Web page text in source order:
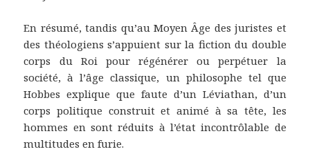
En résumé, tandis qu’au Moyen Âge des juristes et
des théologiens s’appuient sur la fiction du double
corps du Roi pour régénérer ou perpétuer la
société, à l’âge classique, un philosophe tel que
Hobbes explique que faute d’un Léviathan, d’un
corps politique construit et animé à sa tête, les
hommes en sont réduits à l’état incontrôlable de
multitudes en furie.